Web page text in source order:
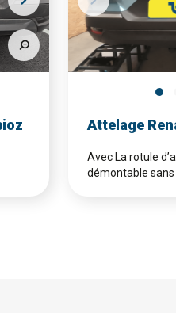
Attelage
Avec La rotule
démontable